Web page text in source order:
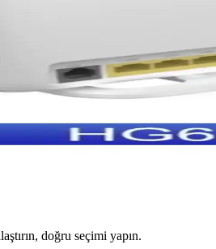
doğru seçimi yapın.